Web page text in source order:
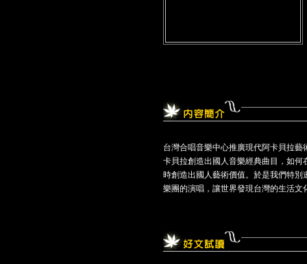
台灣合唱音樂中心推廣現代阿卡貝拉
卡貝拉創造出國人音樂經典曲目，如
時創造出國人藝術價值。於是我們特
樂團的演唱，讓世界發現台灣的生活文